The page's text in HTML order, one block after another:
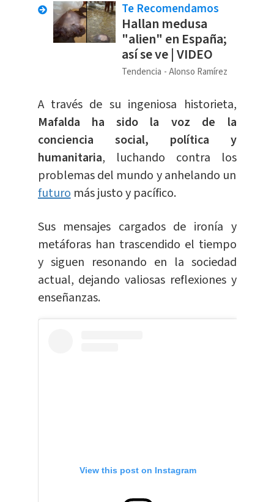
Te Recomendamos
Hallan medusa
"alien" en España;
así se ve | VIDEO
Tendencia Alonso Ramírez
A través de su ingeniosa historieta,
Mafalda ha sido la voz de la
conciencia social, política y
humanitaria, luchando contra los
problemas del mundo y anhelando un
futuromás justo y pacífico.
Sus mensajes cargados de ironía y
metáforas han trascendido el tiempo
y siguen resonando en la sociedad
actual, dejando valiosas reflexiones y
enseñanzas.
View this post on Instagram